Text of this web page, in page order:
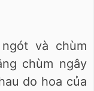
và chùm
chùm ngây
do hoa của